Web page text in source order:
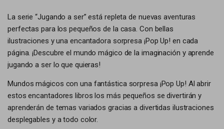
La serie “Jugando a ser” está repleta de nuevas aventuras
perfectas para los pequeños de la casa. Con bellas
ilustraciones y una encantadora sorpresa ¡Pop Up! en cada
página. ¡Descubre el mundo mágico de la imaginación y aprende
jugando a ser lo que quieras!
Mundos mágicos con una fantástica sorpresa ¡Pop Up! Al abrir
estos encantadores libros los más pequeños se divertirán y
aprenderán de temas variados gracias a divertidas ilustraciones
desplegables y a todo color.